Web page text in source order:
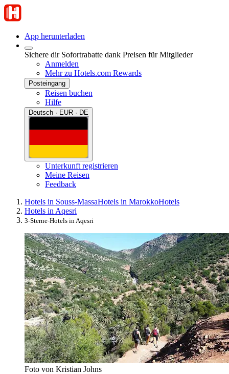
App herunterladen
Sichere dir Sofortrabatte dank Preisen für Mitglieder
Anmelden
Mehr zu Hotels.com Rewards
Posteingang
Reisen buchen
Hilfe
Deutsch · EUR · DE
Unterkunft registrieren
Meine Reisen
Feedback
Hotels in Souss-MassaHotels in MarokkoHotels
Hotels in Aqesri
3-Sterne-Hotels in Aqesri
Foto von Kristian Johns